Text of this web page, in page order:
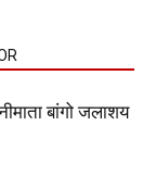
बांगो जलाशय